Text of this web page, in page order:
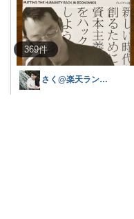
369件
さく@楽天ランナー